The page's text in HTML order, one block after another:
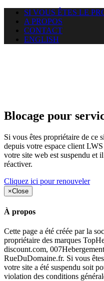
SI VOUS ÊTES LE
A PROPOS
CONTACT
ENGLISH
Blocage pour
Si vous êtes propriétaire de ce
depuis votre espace client
votre site web est suspendu et
réactiver.
Cliquez ici pour renouveler
×Close
À propos
Cette page a été créée par la
propriétaire des marques
discount.com,
RueDuDomaine.fr. Si vous
votre site a été suspendu soit
violation des conditions